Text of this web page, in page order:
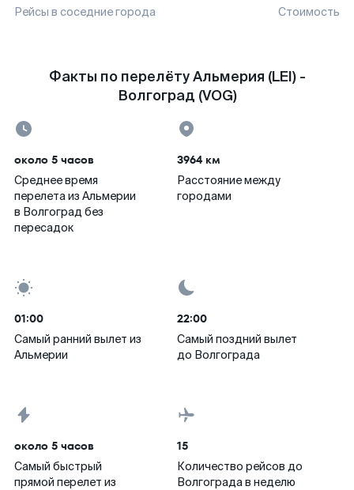
Рейсы в соседние города Стоимость
Факты по перелёту Альмерия (LEI) -
Волгоград (VOG)
около 5 часов
Среднее время
перелета из Альмерии
в Волгоград без
пересадок
3964 км
Расстояние между
городами
01:00
Самый ранний вылет из
Альмерии
22:00
Самый поздний вылет
до Волгограда
около 5 часов
Самый быстрый
прямой перелет из
15
Количество рейсов до
Волгограда в неделю